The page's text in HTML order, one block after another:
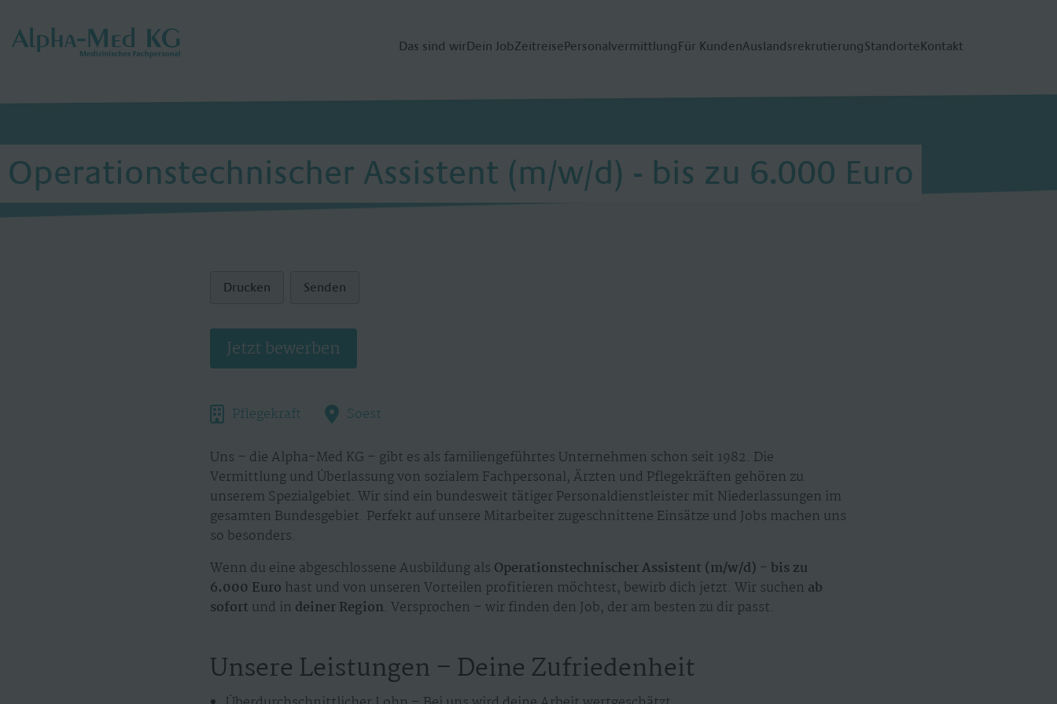
Das sind wirDein JobZeitreisePersonalvermittlung Für KundenAuslandsrekrutierungStandorteKontakt
Operationstechnischer Assistent (m/w/d) - bis zu 6.000 Euro
Drucken Senden
Jetzt bewerben
Pflegekraft Soest
Uns – die Alpha-Med KG – gibt es als familiengeführtes Unternehmen schon seit 1982. Die
Vermittlung und Überlassung von sozialem Fachpersonal, Ärzten und Pflegekräften gehören zu
unserem Spezialgebiet. Wir sind ein bundesweit tätiger Personaldienstleister mit Niederlassungen im
gesamten Bundesgebiet. Perfekt auf unsere Mitarbeiter zugeschnittene Einsätze und Jobs machen uns
so besonders.
Wenn du eine abgeschlossene Ausbildung als Operationstechnischer Assistent (m/w/d) - bis zu
6.000 Euro hast und von unseren Vorteilen profitieren möchtest, bewirb dich jetzt. Wir suchen ab
sofort und in deiner Region. Versprochen – wir finden den Job, der am besten zu dir passt.
Unsere Leistungen – Deine Zufriedenheit